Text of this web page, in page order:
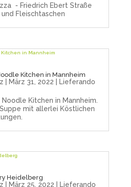
- Friedrich Ebert Straße
Fleischtaschen
Kitchen in Mannheim
| März 31, 2022 | Lieferando
Kitchen in Mannheim.
mit allerlei Köstlichen
Heidelberg
März 25, 2022 Lieferando